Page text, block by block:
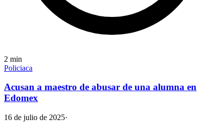
2 min
Policiaca
Acusan a maestro de abusar de una alumna en
Edomex
16 de julio de 2025·